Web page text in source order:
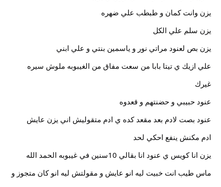
يزن وانت كمان و طبطب علي ضهره
يزن سلم علي الكل
يزن بص لعنود مراتي نور و ياسمين بنتي و علي ابني
علي ازيك ي تيتا بابا من سعت مفاق من الغيبوبه ملوش سيره
غيرك
عنود حبيبي و حضنتهم و قعدوه
عنود بصت لادم بعد مقعد كده ي ادم متقوليش اني يزن عايش
ادم مكنش ينفع احكي لحد
يزن انا كويس ي عنود انا بقالي 10سنين في غيبوبه الحمد الله
ماس طيب انت خبيت ليه انو عايش و مقولتش ليه انو كان متجوز و